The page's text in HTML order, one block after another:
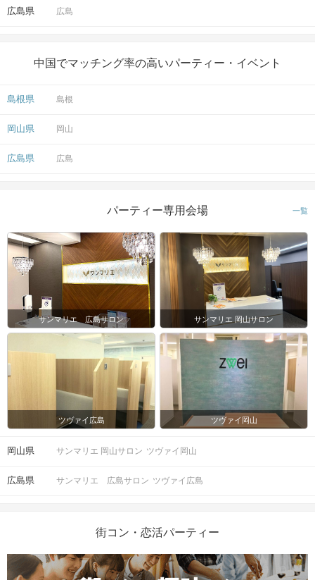
広島県 広島
中国でマッチング率の高いパーティー・イベント
島根県 島根
岡山県 岡山
広島県 広島
パーティー専用会場 一覧
サンマリエ 広島サロン サンマリエ 岡山サロン
ツヴァイ広島 ツヴァイ岡山
岡山県 サンマリエ 岡山サロン ツヴァイ岡山
広島県 サンマリエ 広島サロン ツヴァイ広島
街コン・恋活パーティー